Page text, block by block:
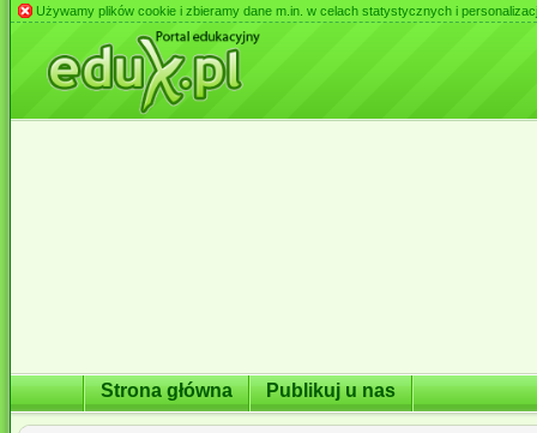
Używamy plików cookie i zbieramy dane m.in. w celach statystycznych i
Strona główna Publikuj u nas